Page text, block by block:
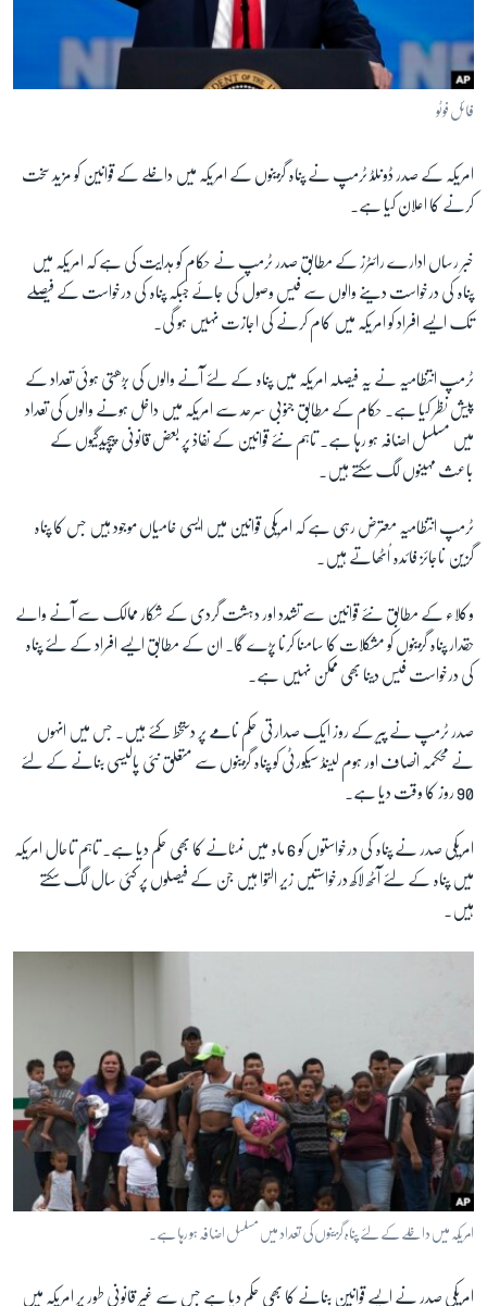
آزادیٔ صحافت
سائنس و ٹیکنالوجی
دلچسپ و عجیب
ویڈیوز
آڈیو
اسپیشل کوریج
اداریہ
Learning English
FOLLOW US
زبان
فائل فوٹو
امریکہ کے صدر ڈونلڈ ٹرمپ نے پناہ گزینوں کے امریکہ میں داخلے کے قوانین کو مزید سخت
کرنے کا اعلان کیا ہے۔
خبر رساں ادارے رائٹرز کے مطابق صدر ٹرمپ نے حکام کو ہدایت کی ہے کہ امریکہ میں
پناہ کی درخواست دینے والوں سے فیس وصول کی جائے جبکہ پناہ کی درخواست کے فیصلے
تک ایسے افراد کو امریکہ میں کام کرنے کی اجازت نہیں ہو گی۔
ٹرمپ انتظامیہ نے یہ فیصلہ امریکہ میں پناہ کے لئے آنے والوں کی بڑھتی ہوئی تعداد کے
پیش نظر کیا ہے۔ حکام کے مطابق جنوبی سرحد سے امریکہ میں داخل ہونے والوں کی تعداد
میں مسلسل اضافہ ہو رہا ہے۔ تاہم نئے قوانین کے نفاذ پر بعض قانونی پیچیدگیوں کے
باعث مہینوں لگ سکتے ہیں۔
ٹرمپ انتظامیہ معترض رہی ہے کہ امریکی قوانین میں ایسی خامیاں موجود ہیں جس کا پناہ
گزین ناجائز فائدہ اُٹھاتے ہیں۔
وکلاء کے مطابق نئے قوانین سے تشدد اور دہشت گردی کے شکار ممالک سے آنے والے
حقدار پناہ گزینوں کو مشکلات کا سامنا کرنا پڑے گا۔ ان کے مطابق ایسے افراد کے لئے پناہ
کی درخواست فیس دینا بھی ممکن نہیں ہے۔
صدر ٹرمپ نے پیر کے روز ایک صدارتی حکم نامے پر دستخط کئے ہیں۔ جس میں انہوں
نے محکمہ انصاف اور ہوم لینڈ سیکورٹی کو پناہ گزینوں سے متعلق نئی پالیسی بنانے کے لئے
90 روز کا وقت دیا ہے۔
امریکی صدر نے پناہ کی درخواستوں کو 6 ماہ میں نمٹانے کا بھی حکم دیا ہے۔ تاہم تاحال امریکہ
میں پناہ کے لئے آٹھ لاکھ درخواستیں زیر التوا ہیں جن کے فیصلوں پر کئی سال لگ سکتے
ہیں۔
امریکہ میں داخلے کے لئے پناہ گزینوں کی تعداد میں مسلسل اضافہ ہو رہا ہے۔
امریکی صدر نے ایسے قوانین بنانے کا بھی حکم دیا ہے جس سے غیر قانونی طور پر امریکہ میں